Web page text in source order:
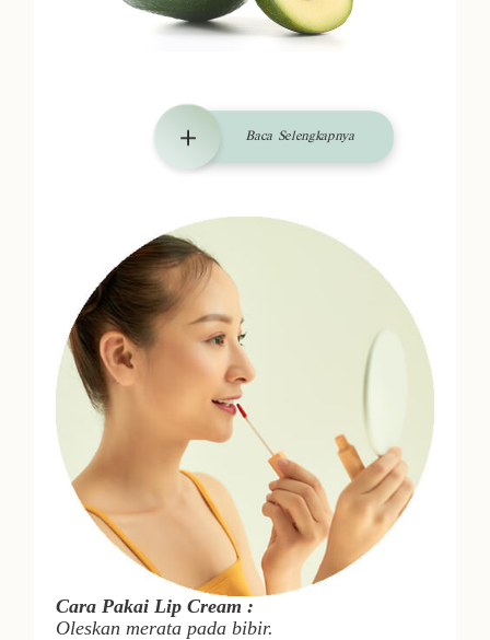
Baca Selengkapnya
Cara Pakai Lip Cream :
Oleskan merata pada bibir.